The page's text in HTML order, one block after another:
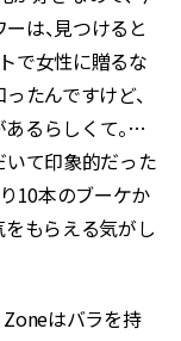
は、見つけると
で女性に贈るな
たんですけど、
るらしくて。…
いて印象的だった
10本のブーケか
をもらえる気がし
Zoneはバラを持